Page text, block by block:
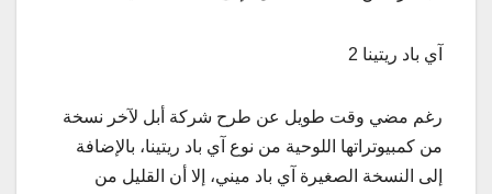
آي باد ريتينا 2
رغم مضي وقت طويل عن طرح شركة أبل لآخر نسخة
من كمبيوتراتها اللوحية من نوع آي باد ريتينا، بالإضافة
إلى النسخة الصغيرة آي باد ميني، إلا أن القليل من